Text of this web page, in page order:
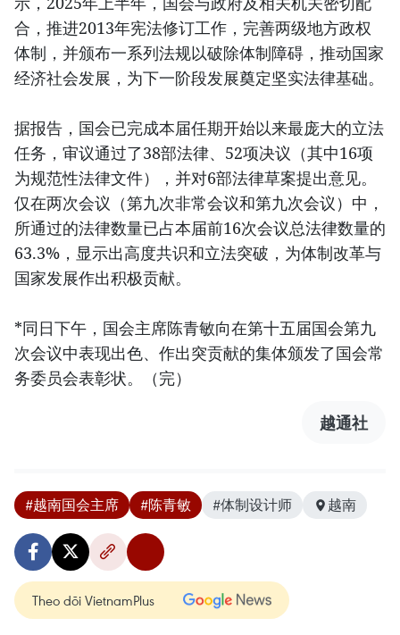
合，推进2013年宪法修订工作，完善两级地方政权
体制，并颁布一系列法规以破除体制障碍，推动国家
经济社会发展，为下一阶段发展奠定坚实法律基础。
据报告，国会已完成本届任期开始以来最庞大的立法
任务，审议通过了38部法律、52项决议（其中16项
为规范性法律文件），并对6部法律草案提出意见。
仅在两次会议（第九次非常会议和第九次会议）中，
所通过的法律数量已占本届前16次会议总法律数量的
63.3%，显示出高度共识和立法突破，为体制改革与
国家发展作出积极贡献。
*同日下午，国会主席陈青敏向在第十五届国会第九
次会议中表现出色、作出突贡献的集体颁发了国会常
务委员会表彰状。（完）
越通社
#越南国会主席 #陈青敏 #体制设计师 越南
Theo dõi VietnamPlus